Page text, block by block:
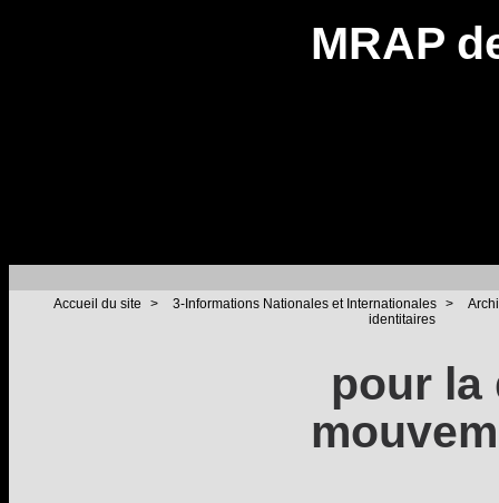
MRAP
Accueil du site > 3-Informations Nationales et Internationales >
identitaires
pour la